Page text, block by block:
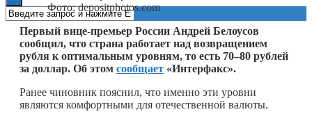
Фото: depositphotos.com
Первый вице-премьер России Андрей Белоусов
сообщил, что страна работает над возвращением
рубля к оптимальным уровням, то есть 70–80 рублей
за доллар. Об этом сообщает «Интерфакс».
Ранее чиновник пояснил, что именно эти уровни
являются комфортными для отечественной валюты.